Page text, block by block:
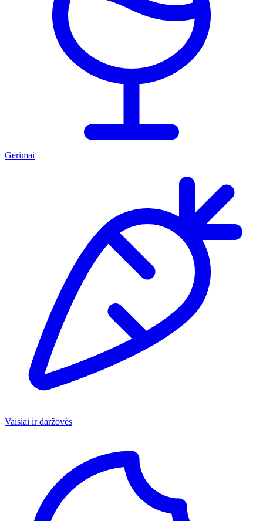
Gėrimai
Vaisiai ir daržovės